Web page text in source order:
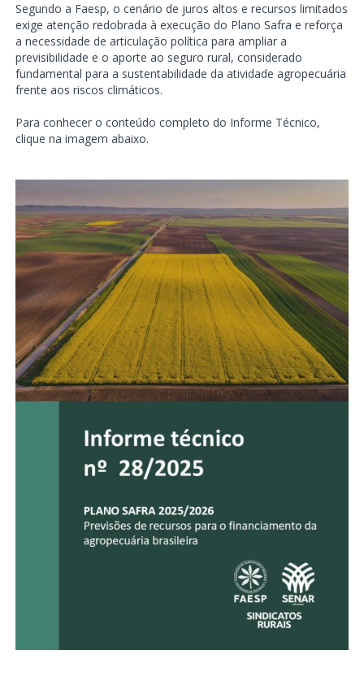
Segundo a Faesp, o cenário de juros altos e recursos limitados
exige atenção redobrada à execução do Plano Safra e reforça
a necessidade de articulação política para ampliar a
previsibilidade e o aporte ao seguro rural, considerado
fundamental para a sustentabilidade da atividade agropecuária
frente aos riscos climáticos.
Para conhecer o conteúdo completo do Informe Técnico,
clique na imagem abaixo.